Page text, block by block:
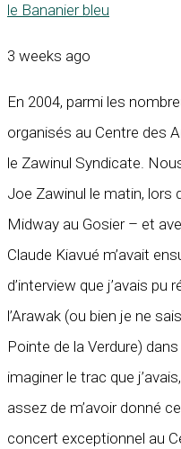
le Bananier bleu
3 weeks ago
En 2004, parmi les
organisés au Centre des
le Zawinul Syndicate.
Joe Zawinul le matin, lors
Midway au Gosier – et
Claude Kiavué m’avait
d’interview que j’avais pu
l’Arawak (ou bien je ne
Pointe de la Verdure)
imaginer le trac que
assez de m’avoir donné
concert exceptionnel au